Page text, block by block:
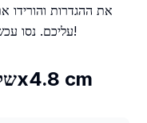
את ההגדרות והורידו
עליכם. נסו עכשיו ושפרו את התמונות שלכם תוך שניות!
שלבים להמרת תמונה ל-3.3x4.8 cm